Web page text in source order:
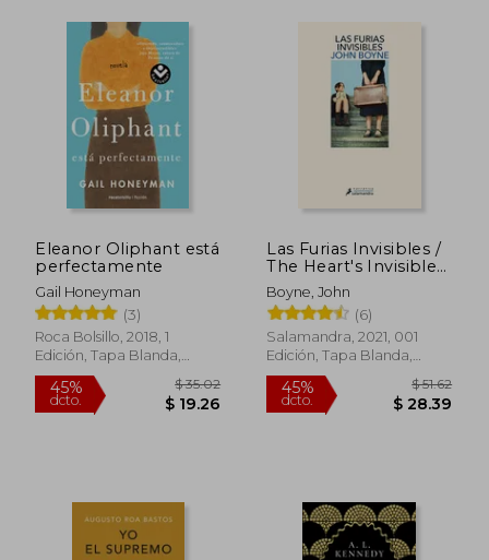
Eleanor Oliphant está
perfectamente
Gail Honeyman
(3)
Roca Bolsillo, 2018, 1
Edición, Tapa Blanda,
Nuevo
Las Furias Invisibles /
The Heart's Invisible
Furies
Boyne, John
(6)
Salamandra, 2021, 001
Edición, Tapa Blanda,
Nuevo